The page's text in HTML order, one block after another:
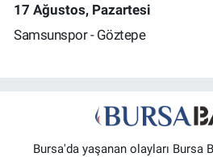
17 Ağustos, Pazartesi
Samsunspor - Göztepe
Bursa'da yaşanan olayları Bursa